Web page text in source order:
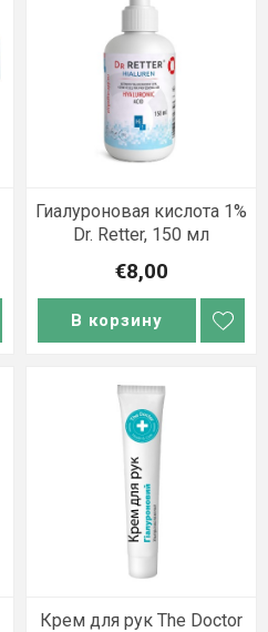
Гиалуроновая кислота 1%
Dr. Retter, 150 мл
€8,00
В корзину
Крем для рук The Doctor